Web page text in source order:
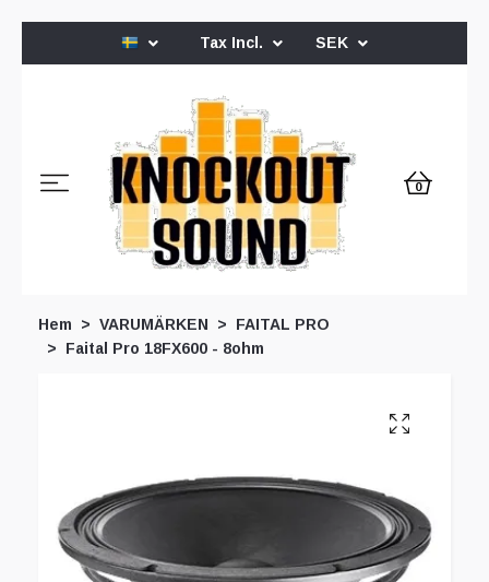
Tax Incl. SEK
0
Hem VARUMÄRKEN
FAITAL PRO
Faital Pro 18FX600 - 8ohm